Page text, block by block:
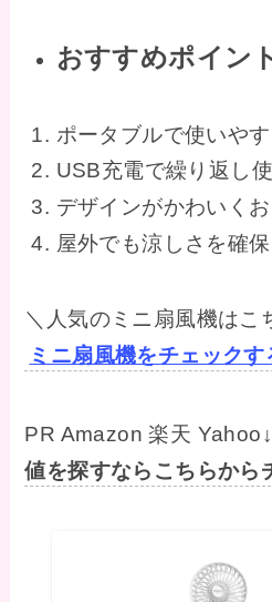
おすすめポイン
ポータブルで使いや
USB充電で繰り返し
デザインがかわいく
屋外でも涼しさを確
＼人気のミニ扇風機はこ
ミニ扇風機をチェックす
PR Amazon 楽天 Yahoo↓
値を探すならこちらから